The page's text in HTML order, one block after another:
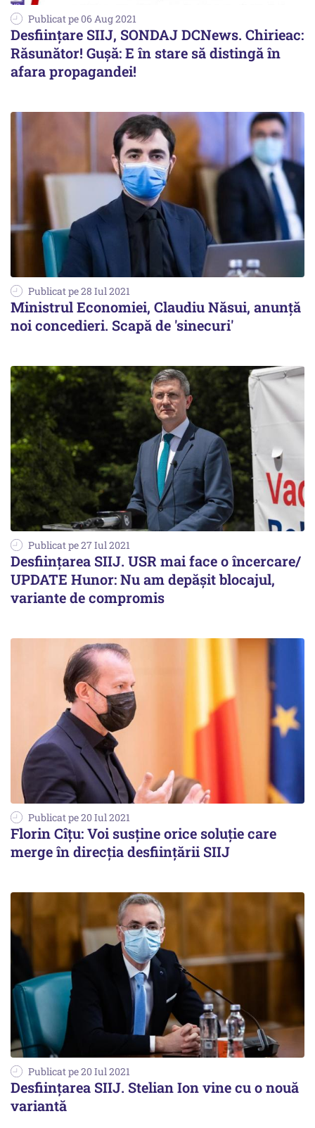
Publicat pe 06 Aug 2021
Desființare SIIJ, SONDAJ DCNews. Chirieac:
Răsunător! Gușă: E în stare să distingă în
afara propagandei!
Publicat pe 28 Iul 2021
Ministrul Economiei, Claudiu Năsui, anunță
noi concedieri. Scapă de 'sinecuri'
Publicat pe 27 Iul 2021
Desființarea SIIJ. USR mai face o încercare/
UPDATE Hunor: Nu am depășit blocajul,
variante de compromis
Publicat pe 20 Iul 2021
Florin Cîțu: Voi susține orice soluție care
merge în direcția desființării SIIJ
Publicat pe 20 Iul 2021
Desființarea SIIJ. Stelian Ion vine cu o nouă
variantă